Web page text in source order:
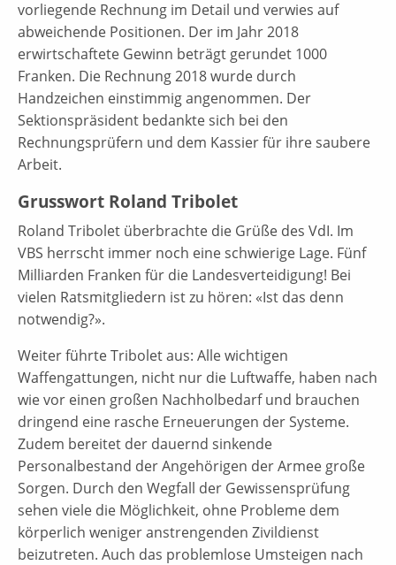
vorliegende Rechnung im Detail und verwies auf
abweichende Positionen. Der im Jahr 2018
erwirtschaftete Gewinn beträgt gerundet 1000
Franken. Die Rechnung 2018 wurde durch
Handzeichen einstimmig angenommen. Der
Sektionspräsident bedankte sich bei den
Rechnungsprüfern und dem Kassier für ihre saubere
Arbeit.
Grusswort Roland Tribolet
Roland Tribolet überbrachte die Grüße des VdI. Im
VBS herrscht immer noch eine schwierige Lage. Fünf
Milliarden Franken für die Landesverteidigung! Bei
vielen Ratsmitgliedern ist zu hören: «Ist das denn
notwendig?».
Weiter führte Tribolet aus: Alle wichtigen
Waffengattungen, nicht nur die Luftwaffe, haben nach
wie vor einen großen Nachholbedarf und brauchen
dringend eine rasche Erneuerungen der Systeme.
Zudem bereitet der dauernd sinkende
Personalbestand der Angehörigen der Armee große
Sorgen. Durch den Wegfall der Gewissensprüfung
sehen viele die Möglichkeit, ohne Probleme dem
körperlich weniger anstrengenden Zivildienst
beizutreten. Auch das problemlose Umsteigen nach